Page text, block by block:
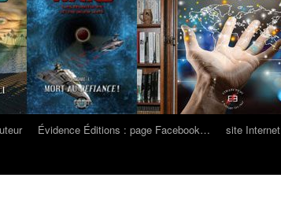
Évidence Éditions : page Facebook… site Internet